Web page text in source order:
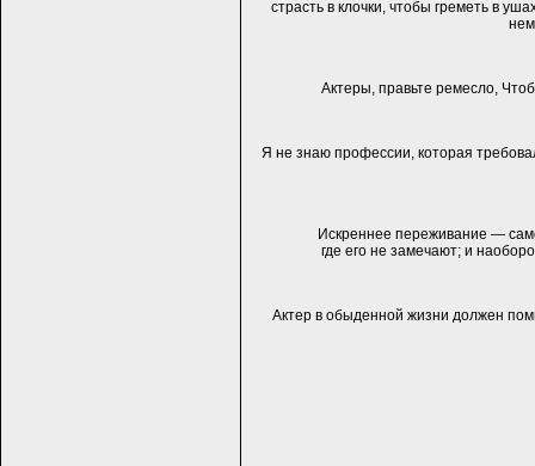
страсть в клочки, чтобы греметь в
Актеры, правьте ремесло,
Я не знаю профессии, которая
Искреннее переживание —
где его не замечают; и
Актер в обыденной жизни должен